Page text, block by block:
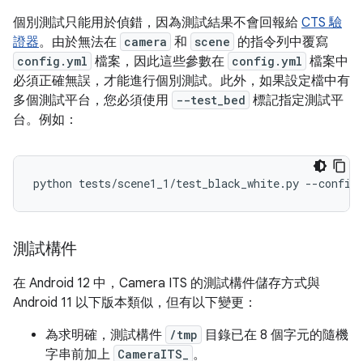
個別測試只能用於偵錯，因為測試結果不會回報給 CTS 驗
證器。由於無法在 camera 和 scene 的指令列中覆寫
config.yml 檔案，因此這些參數在 config.yml 檔案中
必須正確無誤，才能進行個別測試。此外，如果設定檔中有
多個測試平台，您必須使用
--test_bed 標記指定測試平
台。例如：
測試構件
在 Android 12 中，Camera ITS 的測試構件儲存方式與
Android 11 以下版本類似，但有以下變更：
為求明確，測試構件 /tmp
目錄已在 8 個字元的隨機
字串前加上 CameraITS_ 。